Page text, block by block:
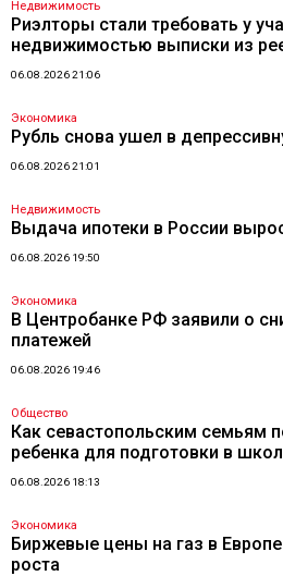
Недвижимость
Риэлторы стали требовать у
недвижимостью выписки из
06.08.2026 21:06
Экономика
Рубль снова ушел в
06.08.2026 21:01
Недвижимость
Выдача ипотеки в России
06.08.2026 19:50
Экономика
В Центробанке РФ заявили о
платежей
06.08.2026 19:46
Общество
Как севастопольским семьям
ребенка для подготовки в
06.08.2026 18:13
Экономика
Биржевые цены на газ в
роста